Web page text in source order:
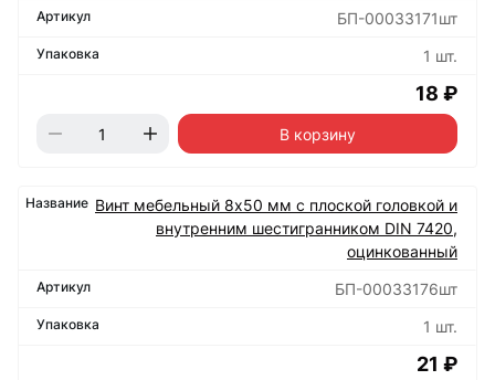
БП-00033171шт
1 шт.
18 ₽
В корзину
Винт мебельный 8х50 мм с плоской головкой и
внутренним шестигранником DIN 7420,
оцинкованный
БП-00033176шт
1 шт.
21 ₽